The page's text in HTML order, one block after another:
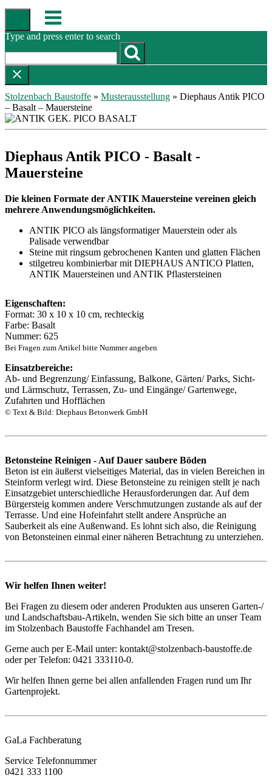
Skip
content
Menu
Type and press enter to search
Stolzenbach Baustoffe » Musterausstellung » Diephaus Antik PICO
– Basalt – Mauersteine
Diephaus Antik PICO - Basalt -
Mauersteine
Die kleinen Formate der ANTIK Mauersteine vereinen gleich
mehrere Anwendungsmöglichkeiten.
ANTIK PICO als längsformatiger Mauerstein oder als
Palisade verwendbar
Steine mit ringsum gebrochenen Kanten und glatten Flächen
stilgetreu kombinierbar mit DIEPHAUS ANTICO Platten,
ANTIK Mauersteinen und ANTIK Pflastersteinen
Eigenschaften:
Format: 30 x 10 x 10 cm, rechteckig
Farbe: Basalt
Nummer: 625
Bei Fragen zum Artikel bitte Nummer angeben
Einsatzbereiche:
Ab- und Begrenzung/ Einfassung, Balkone, Gärten/ Parks, Sicht-
und Lärmschutz, Terrassen, Zu- und Eingänge/ Gartenwege,
Zufahrten und Hofflächen
© Text & Bild: Diephaus Betonwerk GmbH
Betonsteine Reinigen - Auf Dauer saubere Böden
Beton ist ein äußerst vielseitiges Material, das in vielen Bereichen in
Steinform verlegt wird. Diese Betonsteine zu reinigen stellt je nach
Einsatzgebiet unterschiedliche Herausforderungen dar. Auf dem
Bürgersteig kommen andere Verschmutzungen zustande als auf der
Terrasse. Und eine Hofeinfahrt stellt andere Ansprüche an
Sauberkeit als eine Außenwand. Es lohnt sich also, die Reinigung
von Betonsteinen einmal einer näheren Betrachtung zu unterziehen.
Wir helfen Ihnen weiter!
Bei Fragen zu diesem oder anderen Produkten aus unseren Garten-/
und Landschaftsbau-Artikeln, wenden Sie sich bitte an unser Team
im Stolzenbach Baustoffe Fachhandel am Tresen.
Gerne auch per E-Mail unter: kontakt@stolzenbach-baustoffe.de
oder per Telefon: 0421 333110-0.
Wir helfen Ihnen gerne bei allen anfallenden Fragen rund um Ihr
Gartenprojekt.
GaLa Fachberatung
Service Telefonnummer
0421 333 1100